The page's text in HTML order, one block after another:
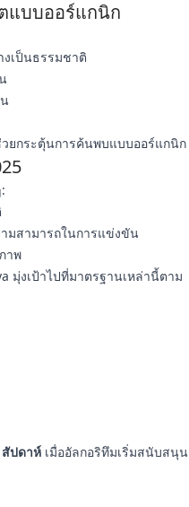
แบบออร์แกนิก
งเป็นธรรมชาติ
ยกระตุ้นการค้นพบแบบออร์แกนิก
มสามารถในการแข่งขัน
าพ
มุ่งเป้าไปที่มาตรฐานเหล่านี้ตาม
ปดาห์ เมื่ออัลกอริทึมเริ่มสนับสนุน